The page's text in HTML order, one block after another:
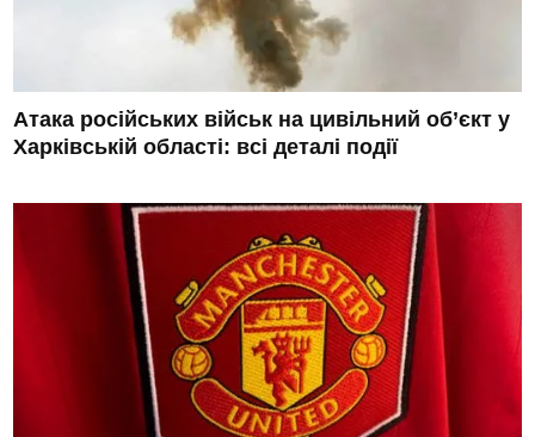
Атака російських військ на цивільний об’єкт у
Харківській області: всі деталі події